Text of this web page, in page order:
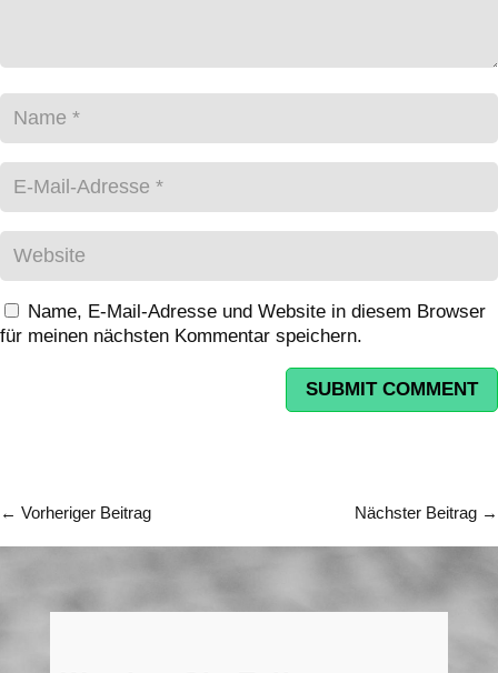
Name, E-Mail-Adresse und Website in diesem Browser
für meinen nächsten Kommentar speichern.
SUBMIT COMMENT
← Vorheriger Beitrag Nächster Beitrag →